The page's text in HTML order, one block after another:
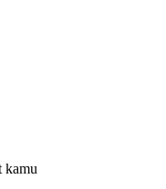
kamu